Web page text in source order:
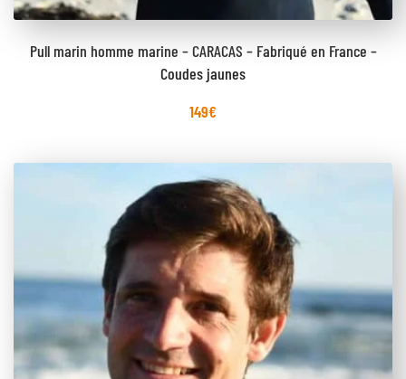
Pull marin homme marine – CARACAS – Fabriqué en France –
Coudes jaunes
149€